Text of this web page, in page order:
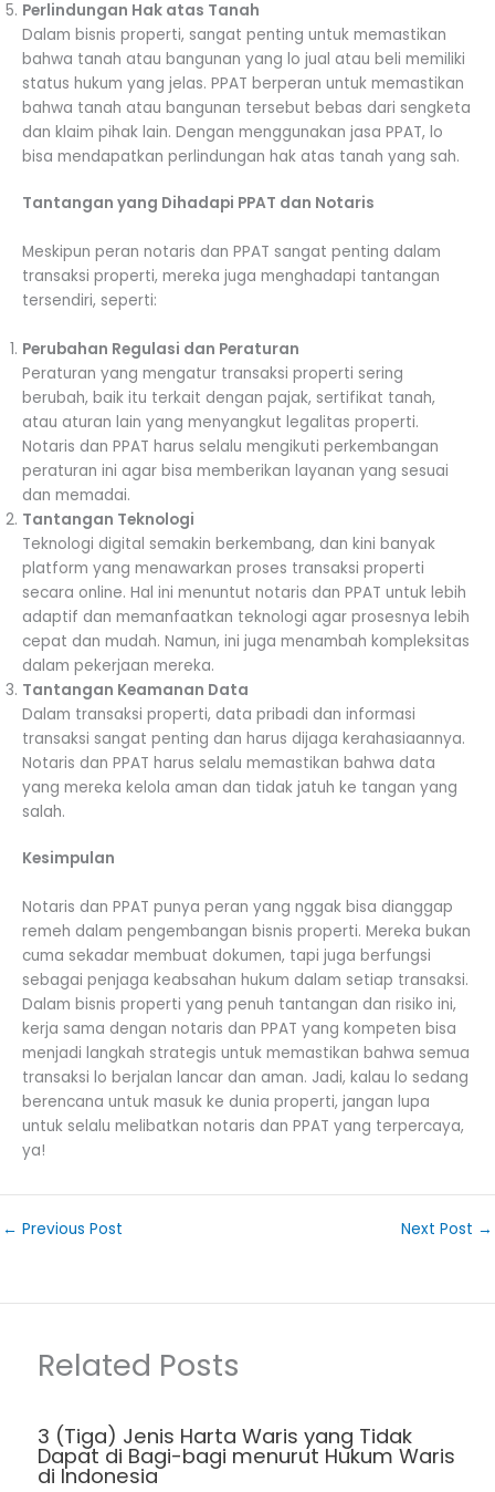
Perlindungan Hak atas Tanah
Dalam bisnis properti, sangat penting untuk memastikan
bahwa tanah atau bangunan yang lo jual atau beli memiliki
status hukum yang jelas. PPAT berperan untuk memastikan
bahwa tanah atau bangunan tersebut bebas dari sengketa
dan klaim pihak lain. Dengan menggunakan jasa PPAT, lo
bisa mendapatkan perlindungan hak atas tanah yang sah.
Tantangan yang Dihadapi PPAT dan Notaris
Meskipun peran notaris dan PPAT sangat penting dalam
transaksi properti, mereka juga menghadapi tantangan
tersendiri, seperti:
Perubahan Regulasi dan Peraturan
Peraturan yang mengatur transaksi properti sering
berubah, baik itu terkait dengan pajak, sertifikat tanah,
atau aturan lain yang menyangkut legalitas properti.
Notaris dan PPAT harus selalu mengikuti perkembangan
peraturan ini agar bisa memberikan layanan yang sesuai
dan memadai.
Tantangan Teknologi
Teknologi digital semakin berkembang, dan kini banyak
platform yang menawarkan proses transaksi properti
secara online. Hal ini menuntut notaris dan PPAT untuk lebih
adaptif dan memanfaatkan teknologi agar prosesnya lebih
cepat dan mudah. Namun, ini juga menambah kompleksitas
dalam pekerjaan mereka.
Tantangan Keamanan Data
Dalam transaksi properti, data pribadi dan informasi
transaksi sangat penting dan harus dijaga kerahasiaannya.
Notaris dan PPAT harus selalu memastikan bahwa data
yang mereka kelola aman dan tidak jatuh ke tangan yang
salah.
Kesimpulan
Notaris dan PPAT punya peran yang nggak bisa dianggap
remeh dalam pengembangan bisnis properti. Mereka bukan
cuma sekadar membuat dokumen, tapi juga berfungsi
sebagai penjaga keabsahan hukum dalam setiap transaksi.
Dalam bisnis properti yang penuh tantangan dan risiko ini,
kerja sama dengan notaris dan PPAT yang kompeten bisa
menjadi langkah strategis untuk memastikan bahwa semua
transaksi lo berjalan lancar dan aman. Jadi, kalau lo sedang
berencana untuk masuk ke dunia properti, jangan lupa
untuk selalu melibatkan notaris dan PPAT yang terpercaya,
ya!
← Previous Post Next Post →
Related Posts
3 (Tiga) Jenis Harta Waris yang Tidak
Dapat di Bagi-bagi menurut Hukum Waris
di Indonesia